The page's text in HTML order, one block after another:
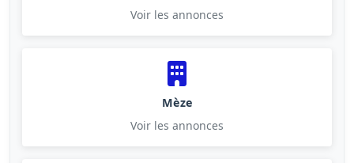
Voir les annonces
Mèze
Voir les annonces